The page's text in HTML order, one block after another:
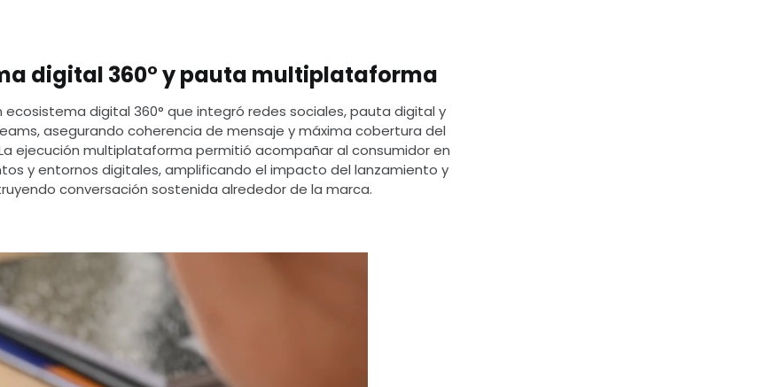
digital 360° y pauta multiplataforma
ecosistema digital 360° que integró redes sociales, pauta digital y
asegurando coherencia de mensaje y máxima cobertura del
ejecución multiplataforma permitió acompañar al consumidor en
y entornos digitales, amplificando el impacto del lanzamiento y
conversación sostenida alrededor de la marca.